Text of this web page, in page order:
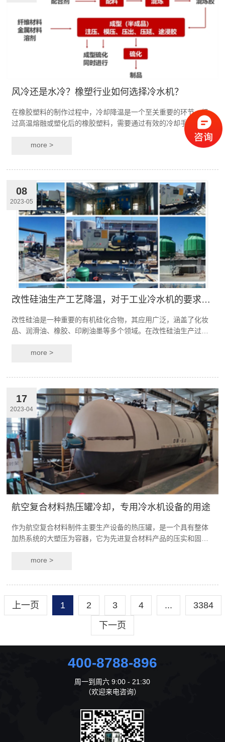
风冷还是水冷？橡塑行业如何选择冷水机？
在橡胶塑料的制作过程中，冷却降温是一个至关重要的环节。经
过高温熔融或塑化后的橡胶塑料，需要通过有效的冷却手段来迅
more >
08
2023-05
改性硅油生产工艺降温，对于工业冷水机的要求是怎样的？
改性硅油是一种重要的有机硅化合物，其应用广泛，涵盖了化妆
品、润滑油、橡胶、印刷油墨等多个领域。在改性硅油生产过程
more >
17
2023-04
航空复合材料热压罐冷却，专用冷水机设备的用途
作为航空复合材料制件主要生产设备的热压罐，是一个具有整体
加热系统的大塑压为容器，它为先进复合材料产品的压实和固化
more >
上一页 1 2 3 4 ...
3384
下一页
400-8788-896
周一到周六 9:00 - 21:30
（欢迎来电咨询）